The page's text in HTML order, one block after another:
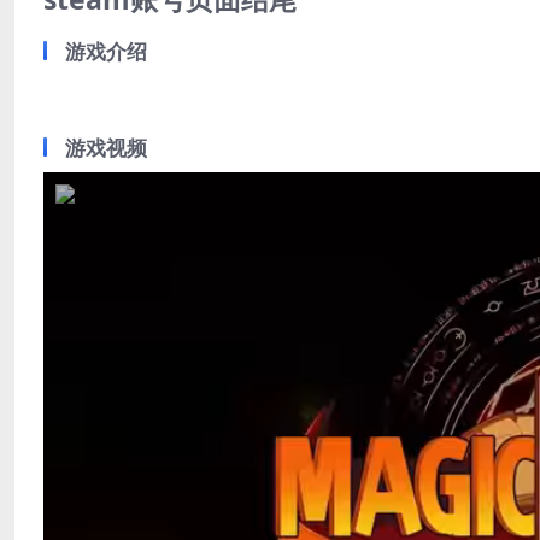
游戏介绍
游戏视频